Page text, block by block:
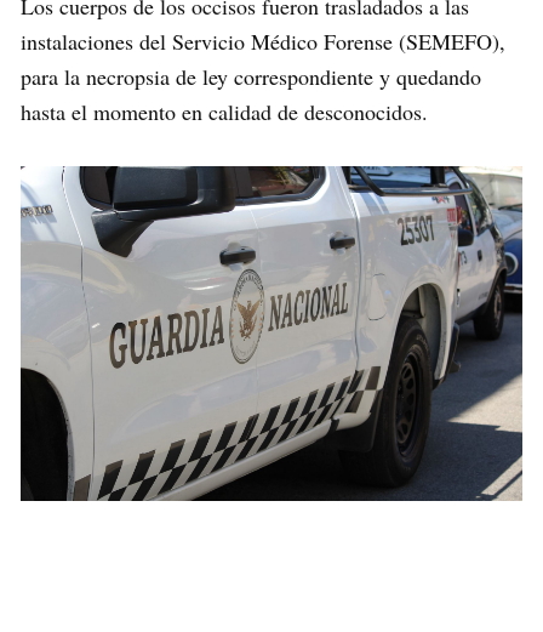
instalaciones del Servicio Médico Forense (SEMEFO),
para la necropsia de ley correspondiente y quedando
hasta el momento en calidad de desconocidos.